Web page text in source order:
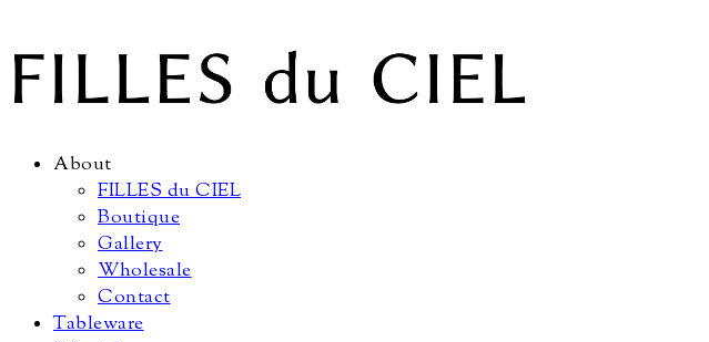
About
FILLES du CIEL
Boutique
Gallery
Wholesale
Contact
Tableware